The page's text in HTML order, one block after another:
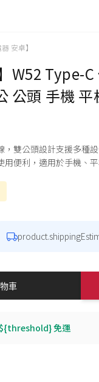
安卓】
W52 Type-
公頭 手機 平
，雙公頭設計支援多種
用便利，適用於手機、
車
免運